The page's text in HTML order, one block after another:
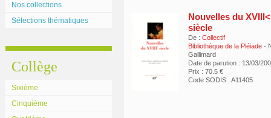
Nos collections
Sélections thématiques
Collège
Sixième
Cinquième
Nouvelles du
siècle
De : Collectif
Bibliothèque de la Pléiade -
Gallimard
Date de parution : 13/03/
Prix : 70.5 €
Code SODIS : A11405